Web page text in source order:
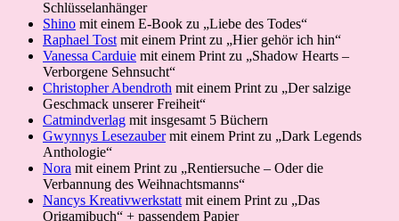
Schlüsselanhänger
Shino mit einem E-Book zu „Liebe des Todes“
Raphael Tost mit einem Print zu „Hier gehör ich hin“
Vanessa Carduie mit einem Print zu „Shadow Hearts –
Verborgene Sehnsucht“
Christopher Abendroth mit einem Print zu „Der salzige
Geschmack unserer Freiheit“
Catmindverlag mit insgesamt 5 Büchern
Gwynnys Lesezaubermit einem Print zu „Dark Legends
Anthologie“
Nora mit einem Print zu „Rentiersuche – Oder die
Verbannung des Weihnachtsmanns“
Nancys Kreativwerkstatt mit einem Print zu „Das
Origamibuch“ + passendem Papier